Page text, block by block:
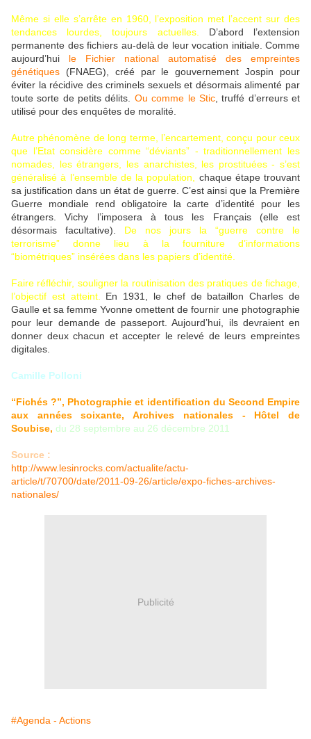
Même si elle s’arrête en 1960, l’exposition met l’accent sur des
tendances lourdes, toujours actuelles.
D’abord l’extension
permanente des fichiers au-delà de leur vocation initiale. Comme
aujourd’hui le Fichier national automatisé des empreintes
génétiques (FNAEG), créé par le gouvernement Jospin pour
éviter la récidive des criminels sexuels et désormais alimenté par
toute sorte de petits délits. Ou comme le Stic, truffé d’erreurs et
utilisé pour des enquêtes de moralité.
Autre phénomène de long terme, l’encartement, conçu pour ceux
que l’Etat considère comme “déviants” - traditionnellement les
nomades, les étrangers, les anarchistes, les prostituées - s’est
généralisé à l’ensemble de la population,
chaque étape trouvant
sa justification dans un état de guerre. C’est ainsi que la Première
Guerre mondiale rend obligatoire la carte d’identité pour les
étrangers. Vichy l’imposera à tous les Français (elle est
désormais facultative). De nos jours la “guerre contre le
terrorisme” donne lieu à la fourniture d’informations
“biométriques” insérées dans les papiers d’identité.
Faire réfléchir, souligner la routinisation des pratiques de fichage,
l’objectif est atteint.
En 1931, le chef de bataillon Charles de
Gaulle et sa femme Yvonne omettent de fournir une photographie
pour leur demande de passeport. Aujourd’hui, ils devraient en
donner deux chacun et accepter le relevé de leurs empreintes
digitales.
Camille Polloni
“Fichés ?”, Photographie et identification du Second Empire
aux années soixante, Archives nationales - Hôtel de
Soubise, du 28 septembre au 26 décembre 2011
Source :
http://www.lesinrocks.com/actualite/actu-
article/t/70700/date/2011-09-26/article/expo-fiches-archives-
nationales/
Publicité
#Agenda - Actions